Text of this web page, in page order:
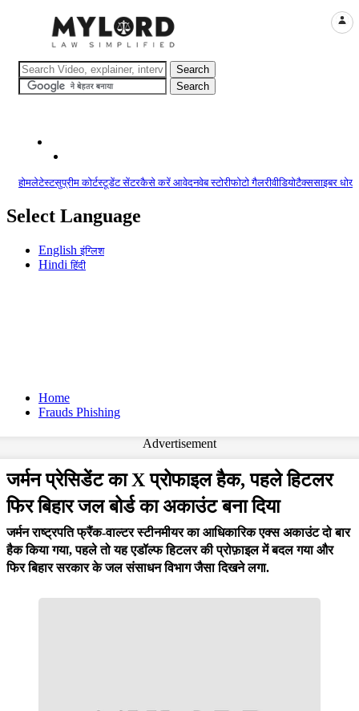
होमलेटेस्टसुप्रीम कोर्टस्टूडेंट सेंटरकैसे करें आवेदनवेब स्टोरीफोटो गैलरीवीडियोटैक्ससाइबर
Select Language
Englishइंग्लिश
Hindiहिंदी
Home
Frauds Phishing
Advertisement
जर्मन प्रेसिडेंट का X प्रोफाइल हैक, पहले हिटलर
फिर बिहार जल बोर्ड का अकाउंट बना दिया
जर्मन राष्ट्रपति फ्रैंक-वाल्टर स्टीनमीयर का आधिकारिक एक्स अकाउंट दो बार
हैक किया गया, पहले तो यह एडॉल्फ हिटलर की प्रोफ़ाइल में बदल गया और
फिर बिहार सरकार के जल संसाधन विभाग जैसा दिखने लगा.